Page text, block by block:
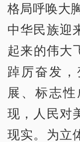
格局呼唤大
中华民族迎
起来的伟大
踔厉奋发
展、标志
现，人民对
现实。为立